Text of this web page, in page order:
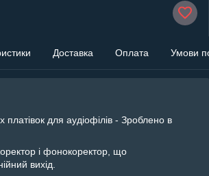
Доставка Оплата Умови
платівок для аудіофілів - Зроблено в
і фонокоректор, що
вихід.